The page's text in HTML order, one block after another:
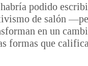
podido
de salón
en un
formas que